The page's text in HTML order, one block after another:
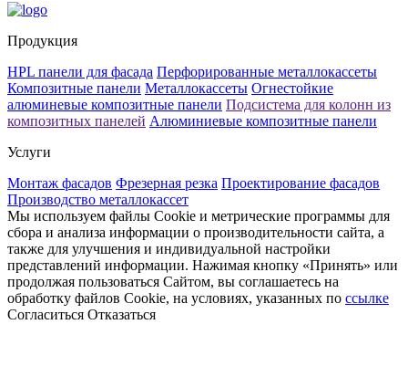
Продукция
HPL панели для фасада Перфорированные металлокассеты
Композитные панели Металлокассеты Огнестойкие
алюминевые композитные панели Подсистема для колонн из
композитных панелей Алюминиевые композитные панели
Услуги
Монтаж фасадов Фрезерная резка Проектирование фасадов
Производство металлокассет
Мы используем файлы Cookie и метрические программы для
сбора и анализа информации о производительности сайта, а
также для улучшения и индивидуальной настройки
представлений информации. Нажимая кнопку «Принять» или
продолжая пользоваться Сайтом, вы соглашаетесь на
обработку файлов Cookie, на условиях, указанных по ссылке
Согласиться Отказаться